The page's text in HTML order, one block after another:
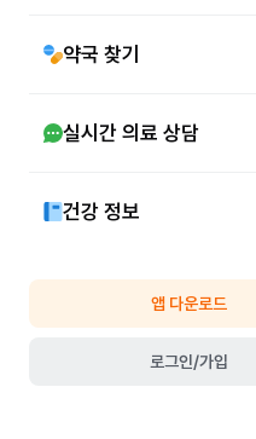
약국 찾기
실시간 의료 상담
건강 정보
앱 다운로드
로그인/가입